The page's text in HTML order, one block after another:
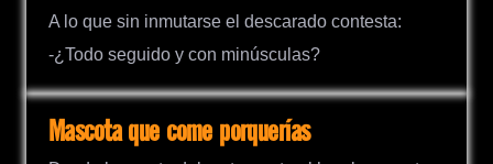
A lo que sin inmutarse el descarado contesta:
-¿Todo seguido y con minúsculas?
Mascota que come porquerías